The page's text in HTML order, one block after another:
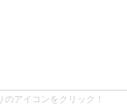
アイコンをクリック！